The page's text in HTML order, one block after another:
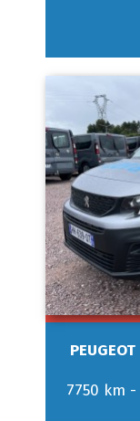
PEUGEOT
7750 km -